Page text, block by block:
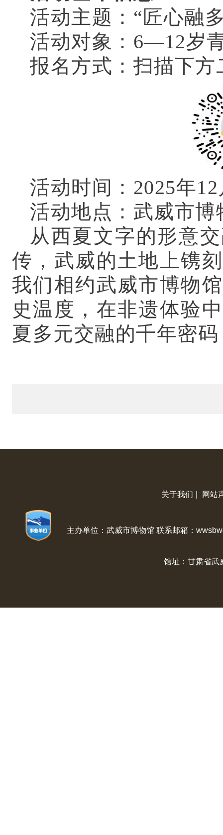
活动主题：“匠心融
活动对象：6—12岁
报名方式：扫描下方
活动时间：2025年
活动地点：武威市
从西夏文字的形意
传，武威的土地上镌
我们相约武威市博物
史温度，在非遗体验
夏多元交融的千年密
关于我们 网站
主办单位：武威市博物馆 联系邮箱：
馆址：甘肃省武